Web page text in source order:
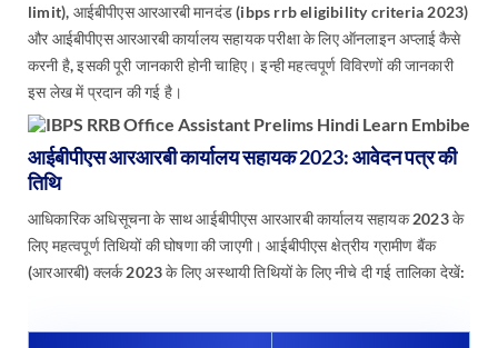
limit), आईबीपीएस आरआरबी मानदंड (ibps rrb eligibility criteria 2023)
और आईबीपीएस आरआरबी कार्यालय सहायक परीक्षा के लिए ऑनलाइन अप्लाई कैसे
करनी है, इसकी पूरी जानकारी होनी चाहिए। इन्ही महत्वपूर्ण विविरणों की जानकारी
इस लेख में प्रदान की गई है।
आईबीपीएस आरआरबी कार्यालय सहायक 2023: आवेदन पत्र की
तिथि
आधिकारिक अधिसूचना के साथ आईबीपीएस आरआरबी कार्यालय सहायक 2023 के
लिए महत्वपूर्ण तिथियों की घोषणा की जाएगी। आईबीपीएस क्षेत्रीय ग्रामीण बैंक
(आरआरबी) क्लर्क 2023 के लिए अस्थायी तिथियों के लिए नीचे दी गई तालिका देखें: